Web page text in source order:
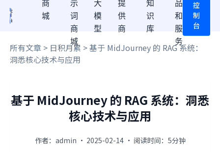
商
城
示
词
商
城
大
模
型
提
供
商
知
识
库
品
和
服
务
控
制
台
所有文章 > 日积月累 > 基于 MidJourney 的 RAG 系统：
洞悉核心技术与应用
基于 MidJourney 的 RAG 系统：洞悉
核心技术与应用
作者：admin · 2025-02-14 · 阅读时间：5分钟